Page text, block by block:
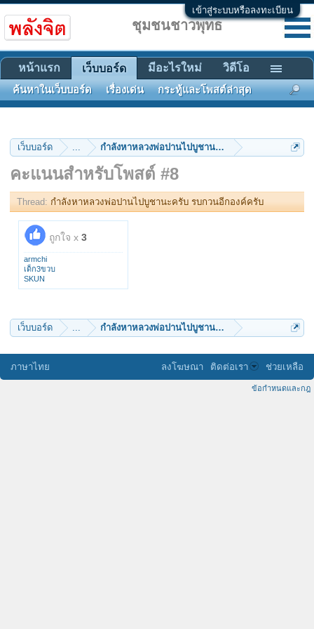
เข้าสู่ระบบหรือลงทะเบียน
เว็บบอร์ด ... กำลังหาหลวงพ่อปานไปบูชานะครับ รบกวนอีกองค์ครับ
คะแนนสำหรับโพสต์ #8
Thread: กำลังหาหลวงพ่อปานไปบูชานะครับ รบกวนอีกองค์ครับ
ถูกใจ x 3
armchi
เด็ก3ขวบ
SKUN
เว็บบอร์ด ... กำลังหาหลวงพ่อปานไปบูชานะครับ รบกวนอีกองค์ครับ
ชุมชนชาวพุทธ
หน้าแรก เว็บบอร์ด
ค้นหาในเว็บบอร์ด เรื่องเด่น กระทู้และโพสต์ล่าสุด
มีอะไรใหม่ วิดีโอ
ภาษาไทย ลงโฆษณา ติดต่อเรา ช่วยเหลือ
ข้อกำหนดและกฎ